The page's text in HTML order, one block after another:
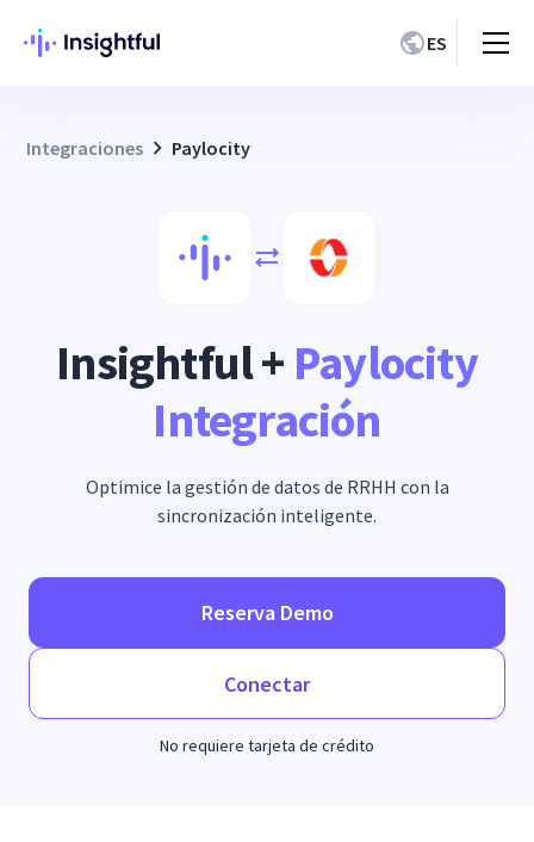
ES
Integraciones Paylocity
Insightful + Paylocity
Integración
Optimice la gestión de datos de RRHH con la
sincronización inteligente.
Reserva Demo
Conectar
No requiere tarjeta de crédito